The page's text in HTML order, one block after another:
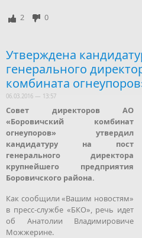
2 0
Утверждена
генерального
комбината
06.03.2016 — 13:57
Совет директоров АО
«Боровичский комбинат
огнеупоров» утвердил
кандидатуру на пост
генерального директора
крупнейшего предприятия
Боровичского района.
Как сообщили «Вашим новостям»
в пресс-службе «БКО», речь идет
об Анатолии Владимировиче
Можжерине.